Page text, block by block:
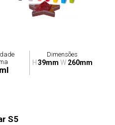
Dimensões
H 39mm W 260mm
S5